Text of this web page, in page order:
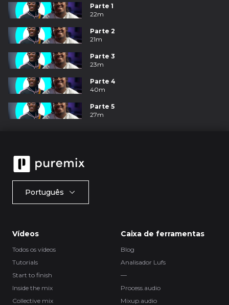
Parte 1
22m
Parte 2
21m
Parte 3
23m
Parte 4
40m
Parte 5
27m
Português
Vídeos
Todos os vídeos
Tutorials
Start to finish
Inside the mix
Collective mix
Caixa de ferramentas
Blog
Analisador Lufs
—
Process.audio
Mixup.audio